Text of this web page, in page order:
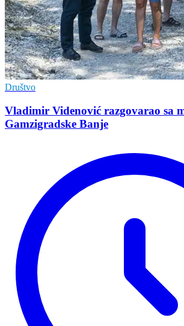
Društvo
Vladimir Vidеnović razgovarao sa
Gamzigradskе Banjе